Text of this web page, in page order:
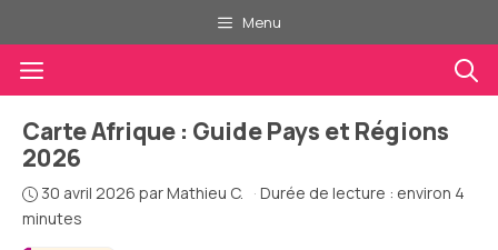
au
contenu
Menu
Menu
Carte Afrique : Guide Pays et Régions
2026
30 avril 2026 parMathieu C. · Durée de lecture : environ 4
minutes